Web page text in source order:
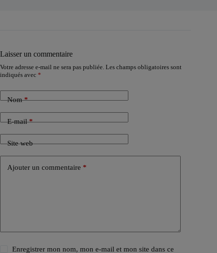
Laisser un commentaire
Votre adresse e-mail ne sera pas publiée. Les champs obligatoires sont
indiqués avec *
Nom*
E-mail*
Site web
Ajouter un commentaire *
Enregistrer mon nom, mon e-mail et mon site dans ce